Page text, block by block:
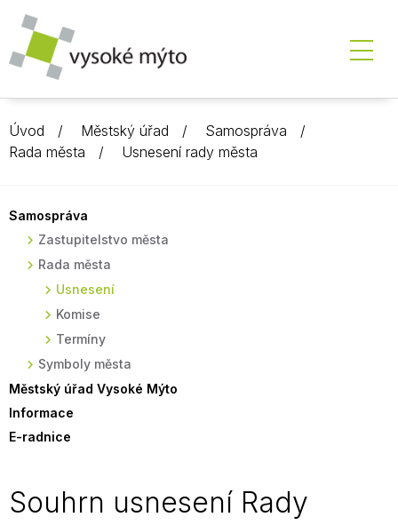
Úvod Městský úřad
Samospráva
Rada města
Usnesení rady města
Samospráva
Zastupitelstvo města
Rada města
Usnesení
Komise
Termíny
Symboly města
Městský úřad Vysoké Mýto
Informace
E-radnice
Souhrn usnesení Rady